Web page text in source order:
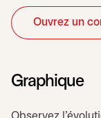
Ouvrez un
Graphique